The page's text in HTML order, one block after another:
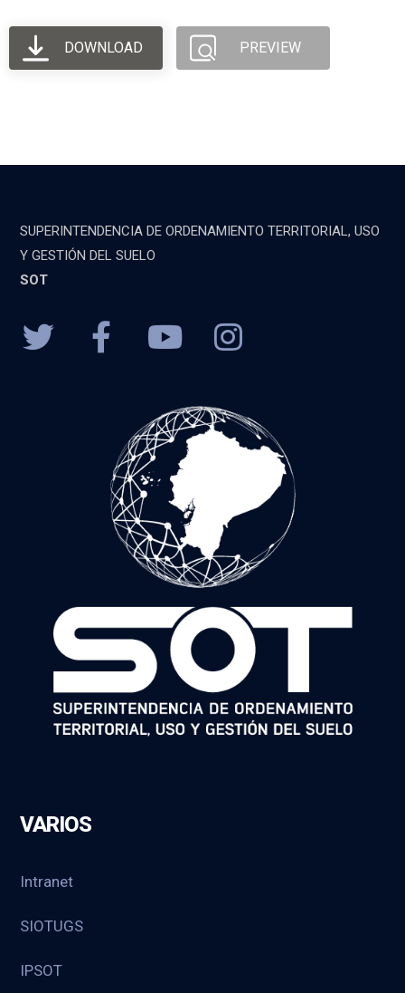
DOWNLOAD PREVIEW
SUPERINTENDENCIA DE ORDENAMIENTO TERRITORIAL, USO
Y GESTIÓN DEL SUELO
SOT
VARIOS
Intranet
SIOTUGS
IPSOT